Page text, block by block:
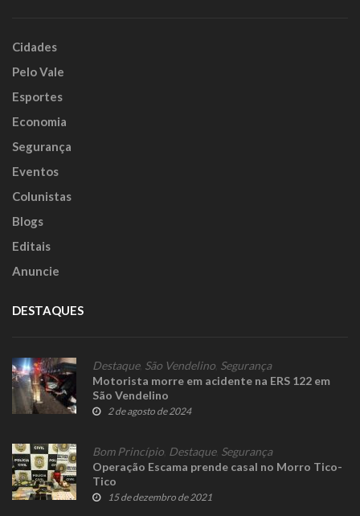
Cidades
Pelo Vale
Esportes
Economia
Segurança
Eventos
Colunistas
Blogs
Editais
Anuncie
DESTAQUES
Destaque, São Vendelino Segurança
Motorista morre em acidente na ERS 122 em
São Vendelino
2 de agosto de 2024
Bom Princípio Destaque, Segurança
Operação Escama prende casal no Morro Tico-
Tico
15 de dezembro de 2021